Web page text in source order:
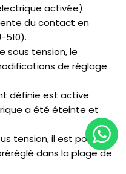
activée)
du contact en
510).
sous tension, le
de réglage
définie est active
a été éteinte et
tension, il est possible
dans la plage de